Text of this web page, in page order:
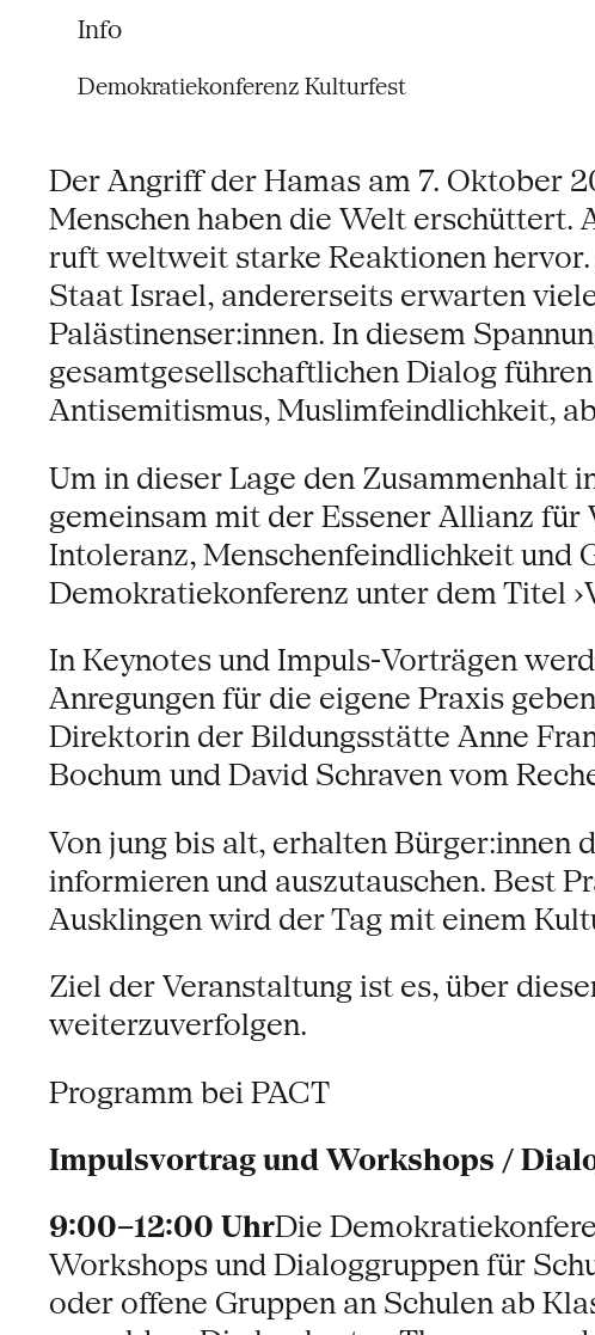
Info
Demokratiekonferenz Kulturfest
Der Angriff der Hamas am 7. Oktober
Menschen haben die Welt erschüttert.
ruft weltweit starke Reaktionen
Staat Israel, andererseits erwarten
Palästinenser:innen. In diesem
gesamtgesellschaftlichen Dialog
Antisemitismus, Muslimfeindlichkeit,
Um in dieser Lage den Zusammenhalt
gemeinsam mit der Essener Allianz
Intoleranz, Menschenfeindlichkeit und
Demokratiekonferenz unter dem Titel
In Keynotes und Impuls-Vorträgen
Anregungen für die eigene Praxis
Direktorin der Bildungsstätte Anne
Bochum und David Schraven vom
Von jung bis alt, erhalten Bürger:innen
informieren und auszutauschen. Best
Ausklingen wird der Tag mit einem
Ziel der Veranstaltung ist es, über
weiterzuverfolgen.
Programm bei PACT
Impulsvortrag und Workshops /
9:00–12:00 UhrDie
Workshops und Dialoggruppen für
oder offene Gruppen an Schulen ab